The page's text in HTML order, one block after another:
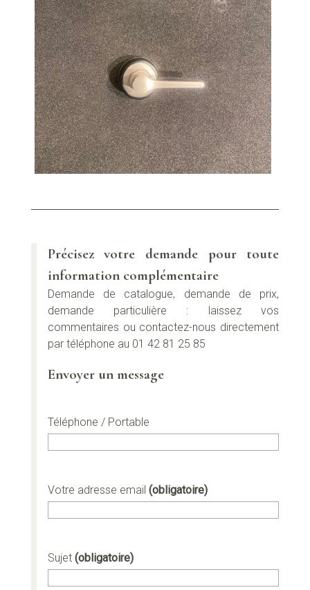
Précisez votre demande pour toute
information complémentaire
Demande de catalogue, demande de prix,
demande particulière : laissez vos
commentaires ou contactez-nous directement
par téléphone au 01 42 81 25 85
Envoyer un message
Téléphone / Portable
Votre adresse email (obligatoire)
Sujet (obligatoire)